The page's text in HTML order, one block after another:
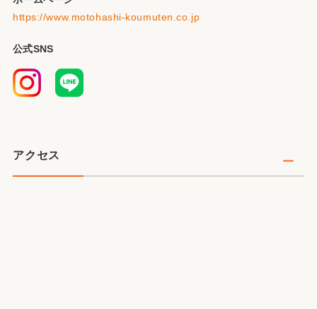
https://www.motohashi-koumuten.co.jp
公式SNS
アクセス